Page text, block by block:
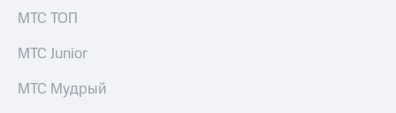
МТС ТОП
МТС Junior
МТС Мудрый